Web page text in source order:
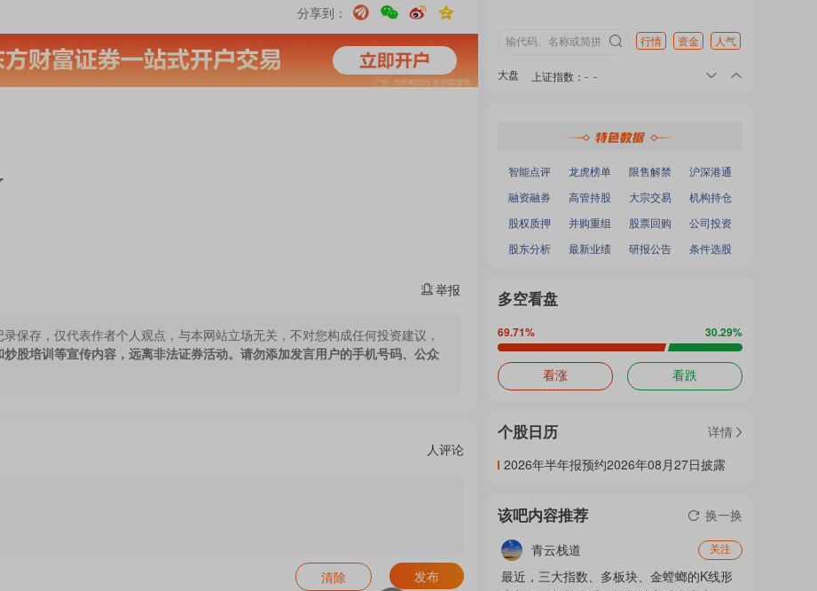
吧
热
题
热
概
分享到：
举报
保存，仅代表作者个人观点，与本网站立场无关，不对您构成任何投资建议，
股培训等宣传内容，远离非法证券活动。请勿添加发言用户的手机号码、公众
人评论
清除 发布
行情 资金 人气
大盘 上证指数 ： - -
：- -
智能点评 龙虎榜单 限售解禁
沪深港通
融资融券
高管持股 大宗交易
机构持仓
股权质押
并购重组 股票回购
公司投资
股东分析
最新业绩 研报公告 条件选股
多空看盘
69.71% 30.29%
看涨 看跌
个股日历
详情
2026年半年报预约2026年08月27日披露
该吧内容推荐 换一换
青云栈道 关注
最近，三大指数、多板块、金螳螂的K线形